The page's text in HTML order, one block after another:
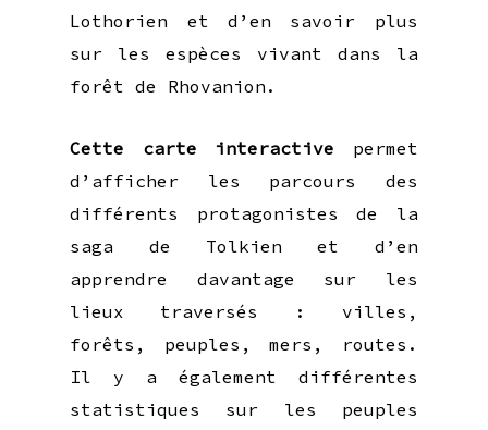
Lothorien et d’en savoir plus
sur les espèces vivant dans la
forêt de Rhovanion.
Cette carte interactive permet
d’afficher les parcours des
différents protagonistes de la
saga de Tolkien et d’en
apprendre davantage sur les
lieux traversés : villes,
forêts, peuples, mers, routes.
Il y a également différentes
statistiques sur les peuples